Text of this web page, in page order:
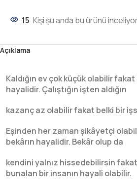
15 Kişi şu anda bu ürünü
Açıklama
Kaldığın ev çok küçük olabilir
hayalidir. Çalıştığın işten aldığın
kazanç az olabilir fakat belki bir
Eşinden her zaman şikâyetçi
bekârın hayalidir. Bekâr olup da
kendini yalnız hissedebilirsin
bunalan bir insanın hayali olabilir.